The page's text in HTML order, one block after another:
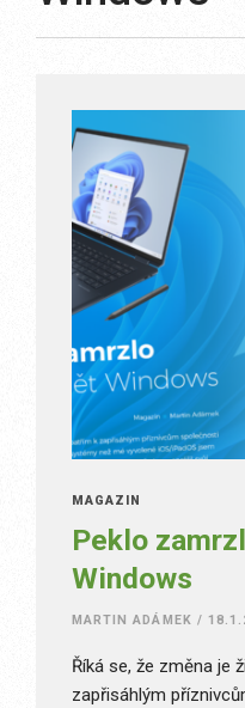
MAGAZÍN
Peklo
Windows
MARTIN ADÁMEK /
Říká se, že změna je
zapřisáhlým